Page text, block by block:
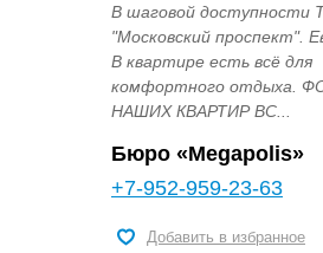
В шаговой доступности
"Московский проспект".
В квартире есть всё для
комфортного отдыха.
НАШИХ КВАРТИР ВС...
Бюро «Megapolis»
+7-952-959-23-63
Добавить в избранное